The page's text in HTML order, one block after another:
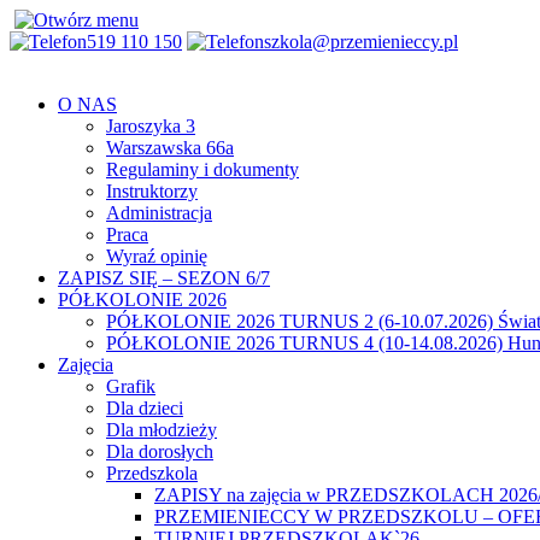
519 110 150 szkola@przemienieccy.pl
O NAS
Jaroszyka 3
Warszawska 66a
Regulaminy i dokumenty
Instruktorzy
Administracja
Praca
Wyraź opinię
ZAPISZ SIĘ – SEZON 6/7
PÓŁKOLONIE 2026
PÓŁKOLONIE 2026 TURNUS 2 (6-10.07.2026)
PÓŁKOLONIE 2026 TURNUS 4 (10-14.08.2026)
Zajęcia
Grafik
Dla dzieci
Dla młodzieży
Dla dorosłych
Przedszkola
ZAPISY na zajęcia w PRZEDSZKOLACH
PRZEMIENIECCY W PRZEDSZKOLU –